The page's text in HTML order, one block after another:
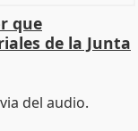
que
de la Junta